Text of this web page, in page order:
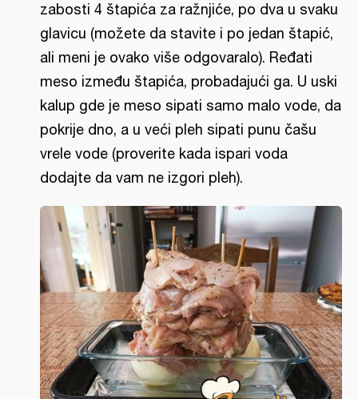
zabosti 4 štapića za ražnjiće, po dva u svaku
glavicu (možete da stavite i po jedan štapić,
ali meni je ovako više odgovaralo). Ređati
meso između štapića, probadajući ga. U uski
kalup gde je meso sipati samo malo vode, da
pokrije dno, a u veći pleh sipati punu čašu
vrele vode (proverite kada ispari voda
dodajte da vam ne izgori pleh).